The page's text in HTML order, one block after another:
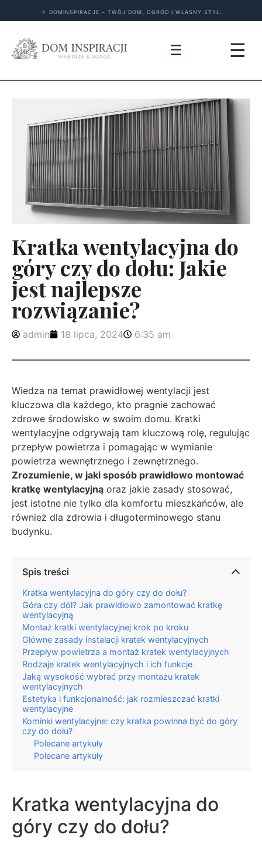
★ DOMINSPIRACJE – TWÓJ DOM, OGRÓD I WŁASNY STYL.
☰ ☰
Kratka wentylacyjna do
góry czy do dołu: Jakie
jest najlepsze
rozwiązanie?
admin 18 lipca, 2024 6:35 am
Wiedza na temat prawidłowej wentylacji jest
kluczowa dla każdego, kto pragnie zachować
zdrowe środowisko w swoim domu. Kratki
wentylacyjne odgrywają tam kluczową rolę, regulując
przepływ powietrza i pomagając w wymianie
powietrza wewnętrznego i zewnętrznego.
Zrozumienie, w jaki sposób prawidłowo montować
kratkę wentylacyjną oraz jakie zasady stosować,
jest istotne nie tylko dla komfortu mieszkańców, ale
również dla zdrowia i długoterminowego stanu
budynku.
Spis treści
Kratka wentylacyjna do góry czy do dołu?
Góra czy dół? Jak prawidłowo zamontować kratkę
wentylacyjną
Montaż kratki wentylacyjnej krok po kroku
Główne zasady instalacji kratek wentylacyjnych
Przepływ powietrza a montaż kratek wentylacyjnych
Rodzaje kratek wentylacyjnych i ich funkcje
Jaką wysokość wybrać przy montażu kratek
wentylacyjnych
Estetyka i funkcjonalność: jak rozmieszczać kratki
wentylacyjne
Kominki wentylacyjne: czy kratka powinna być do góry
czy do dołu?
Polecane artykuły
Polecane artykuły
Kratka wentylacyjna do
góry czy do dołu?